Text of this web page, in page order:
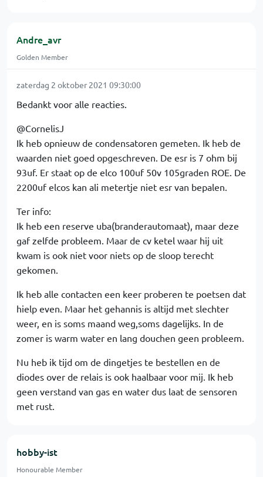
Andre_avr
Golden Member
zaterdag 2 oktober 2021 09:30:00
Bedankt voor alle reacties.
@CornelisJ
Ik heb opnieuw de condensatoren gemeten. Ik heb de
waarden niet goed opgeschreven. De esr is 7 ohm bij
93uf. Er staat op de elco 100uf 50v 105graden ROE. De
2200uf elcos kan ali metertje niet esr van bepalen.
Ter info:
Ik heb een reserve uba(branderautomaat), maar deze
gaf zelfde probleem. Maar de cv ketel waar hij uit
kwam is ook niet voor niets op de sloop terecht
gekomen.
Ik heb alle contacten een keer proberen te poetsen dat
hielp even. Maar het gehannis is altijd met slechter
weer, en is soms maand weg,soms dagelijks. In de
zomer is warm water en lang douchen geen probleem.
Nu heb ik tijd om de dingetjes te bestellen en de
diodes over de relais is ook haalbaar voor mij. Ik heb
geen verstand van gas en water dus laat de sensoren
met rust.
hobby-ist
Honourable Member